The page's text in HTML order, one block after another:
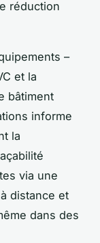
réduction
–
et la
bâtiment
informe
la
via une
distance et
dans des